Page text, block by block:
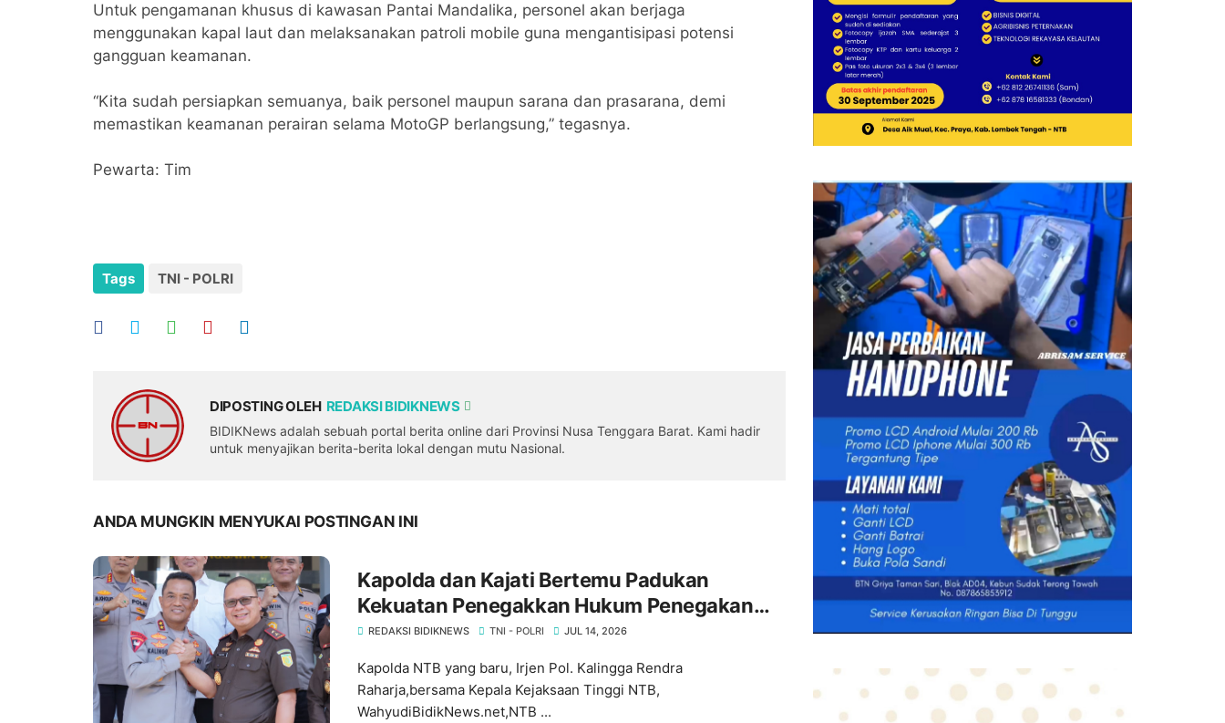
‎Untuk pengamanan khusus di kawasan Pantai Mandalika, personel akan berjaga
menggunakan kapal laut dan melaksanakan patroli mobile guna mengantisipasi potensi
gangguan keamanan.
‎“Kita sudah persiapkan semuanya, baik personel maupun sarana dan prasarana, demi
memastikan keamanan perairan selama MotoGP berlangsung,” tegasnya.
‎Pewarta: Tim
Tags TNI - POLRI
DIPOSTING OLEH REDAKSI BIDIKNEWS
BIDIKNews adalah sebuah portal berita online dari Provinsi Nusa Tenggara Barat. Kami hadir
untuk menyajikan berita-berita lokal dengan mutu Nasional.
ANDA MUNGKIN MENYUKAI POSTINGAN INI
Kapolda dan Kajati Bertemu Padukan
Kekuatan Penegakkan Hukum Penegakan
Hukum di NTB ‎
REDAKSI BIDIKNEWS TNI - POLRI JUL 14, 2026
Kapolda NTB yang baru, Irjen Pol. Kalingga Rendra
Raharja,bersama Kepala Kejaksaan Tinggi NTB,
WahyudiBidikNews.net,NTB ...